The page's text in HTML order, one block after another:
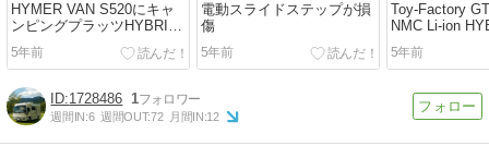
HYMER VAN S520にキャ
ンピングプラッツHYBRID
リチウムサブバッテリーシ
ステムの取り付け
5年前
電動スライドステップが損
傷
5年前
Toy-Factory
NMC Li-ion
ッテリーシス
5年前
1728486 1
週間IN:6 週間OUT:72 月間IN:12